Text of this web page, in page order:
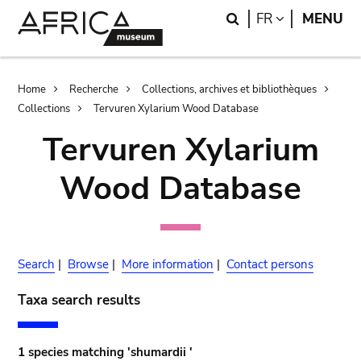
Search
FR LANGUAGE
MENU
Breadcrumb
Home Recherche
Collections, archives et bibliothèques
Collections
Tervuren Xylarium Wood Database
Tervuren Xylarium
Wood Database
Search | Browse | More information | Contact persons
Taxa search results
1 species matching 'shumardii '